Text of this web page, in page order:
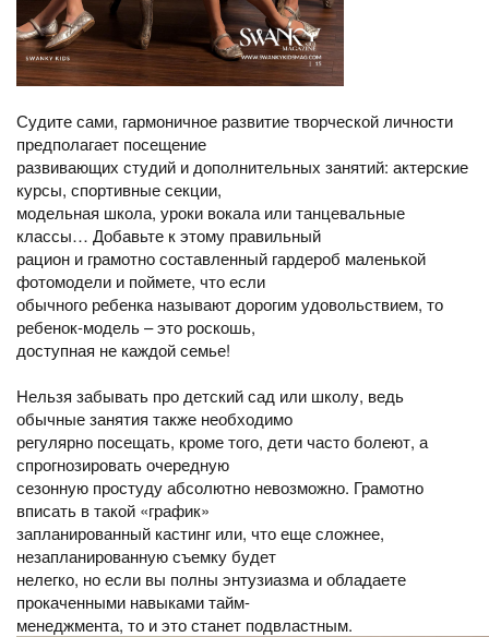
Судите сами, гармоничное развитие творческой личности
предполагает посещение
развивающих студий и дополнительных занятий: актерские
курсы, спортивные секции,
модельная школа, уроки вокала или танцевальные
классы… Добавьте к этому правильный
рацион и грамотно составленный гардероб маленькой
фотомодели и поймете, что если
обычного ребенка называют дорогим удовольствием, то
ребенок-модель – это роскошь,
доступная не каждой семье!
Нельзя забывать про детский сад или школу, ведь
обычные занятия также необходимо
регулярно посещать, кроме того, дети часто болеют, а
спрогнозировать очередную
сезонную простуду абсолютно невозможно. Грамотно
вписать в такой «график»
запланированный кастинг или, что еще сложнее,
незапланированную съемку будет
нелегко, но если вы полны энтузиазма и обладаете
прокаченными навыками тайм-
менеджмента, то и это станет подвластным.